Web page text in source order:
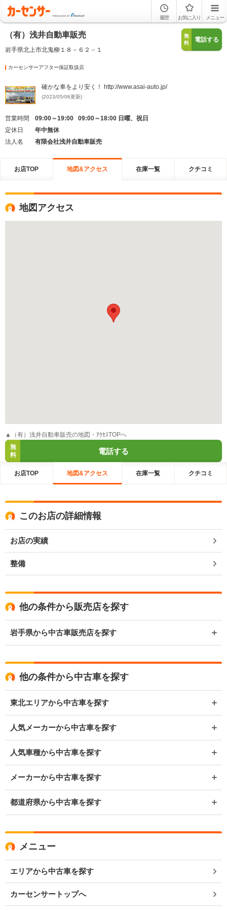
履歴 お気に入り メニュー
（有）浅井自動車販売
岩手県北上市北鬼柳１８－６２－１
無
料
電話する
カーセンサーアフター保証取扱店
確かな車をより安く！ http://www.asai-auto.jp/
(2023/05/06更新)
営業時間
09:00～19:00 09:00～18:00 日曜、祝日
定休日
年中無休
法人名
有限会社浅井自動車販売
お店TOP 地図&アクセス 在庫一覧 クチコミ
地図アクセス
▲（有）浅井自動車販売の地図・ｱｸｾｽTOPへ
無
料
電話する
お店TOP 地図&アクセス 在庫一覧 クチコミ
このお店の詳細情報
お店の実績
整備
他の条件から販売店を探す
岩手県から中古車販売店を探す
他の条件から中古車を探す
東北エリアから中古車を探す
人気メーカーから中古車を探す
人気車種から中古車を探す
メーカーから中古車を探す
都道府県から中古車を探す
メニュー
エリアから中古車を探す
カーセンサートップへ